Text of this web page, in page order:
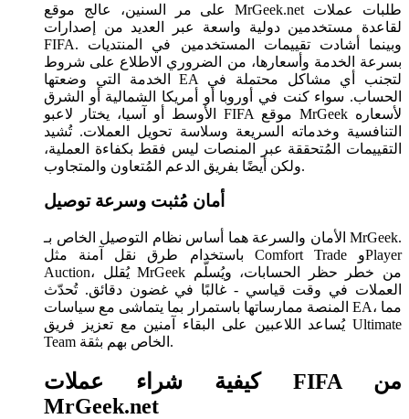
على مر السنين، عالج موقع MrGeek.net طلبات عملات
لقاعدة مستخدمين دولية واسعة عبر العديد من إصدارات
FIFA. وبينما أشادت تقييمات المستخدمين في المنتديات
بسرعة الخدمة وأسعارها، من الضروري الاطلاع على شروط
الخدمة التي وضعتها EA لتجنب أي مشاكل محتملة في
الحساب. سواء كنت في أوروبا أو أمريكا الشمالية أو الشرق
الأوسط أو آسيا، يختار لاعبو FIFA موقع MrGeek لأسعاره
التنافسية وخدماته السريعة وسلاسة تحويل العملات. تُشيد
التقييمات المُتحققة عبر المنصات ليس فقط بكفاءة العملية،
ولكن أيضًا بفريق الدعم المُتعاون والمتجاوب.
أمان مُثبت وسرعة توصيل
الأمان والسرعة هما أساس نظام التوصيل الخاص بـ MrGeek.
باستخدام طرق نقل آمنة مثل Comfort Trade وPlayer
Auction، يُقلل MrGeek من خطر حظر الحسابات، ويُسلّم
العملات في وقت قياسي - غالبًا في غضون دقائق. تُحدّث
المنصة ممارساتها باستمرار بما يتماشى مع سياسات EA، مما
يُساعد اللاعبين على البقاء آمنين مع تعزيز فريق Ultimate
Team الخاص بهم بثقة.
كيفية شراء عملات FIFA من
MrGeek.net